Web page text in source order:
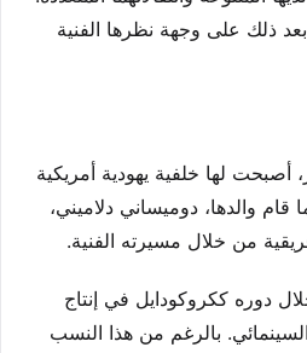
ذلك على وجهة نظرها الفنية
أصبحت لها خلفية يهودية أمريكية
والدها، دوميساني دلاميني،
من خلال مسيرته الفنية.
دوره ككروكودايل في إنتاج
بالرغم من هذا النسب